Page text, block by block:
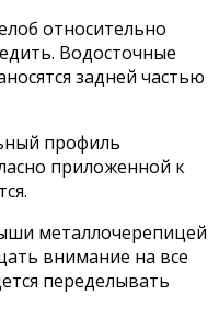
относительно
Водосточные
задней частью
профиль
приложенной к
металлочерепицей
внимание на все
переделывать